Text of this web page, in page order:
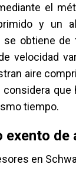
el
y un
se obtiene
velocidad
aire
que
tiempo.
exento de
en